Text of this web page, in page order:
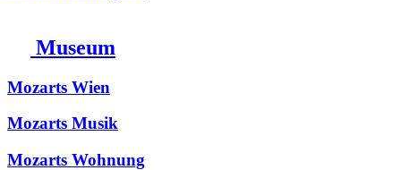
Museum
Mozarts Wien
Mozarts Musik
Mozarts Wohnung